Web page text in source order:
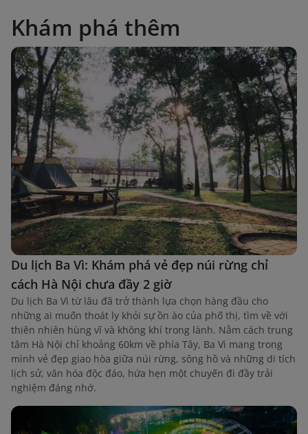
Khám phá thêm
Du lịch Ba Vì: Khám phá vẻ đẹp núi rừng chỉ
cách Hà Nội chưa đầy 2 giờ
Du lịch Ba Vì từ lâu đã trở thành lựa chọn hàng đầu cho
những ai muốn thoát ly khỏi sự ồn ào của phố thị, tìm về với
thiên nhiên hùng vĩ và không khí trong lành. Nằm cách trung
tâm Hà Nội chỉ khoảng 60km về phía Tây, Ba Vì mang trong
mình vẻ đẹp giao hòa giữa núi rừng, sông hồ và những di tích
lịch sử, văn hóa độc đáo, hứa hẹn một chuyến đi đầy trải
nghiệm đáng nhớ.